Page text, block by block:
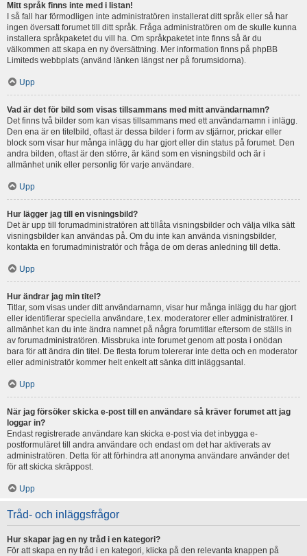
Mitt språk finns inte med i listan!
I så fall har förmodligen inte administratören installerat ditt språk eller så har
ingen översatt forumet till ditt språk. Fråga administratören om de skulle kunna
installera språkpaketet du vill ha. Om språkpaketet inte finns så är du
välkommen att skapa en ny översättning. Mer information finns på phpBB
Limiteds webbplats (använd länken längst ner på forumsidorna).
Upp
Vad är det för bild som visas tillsammans med mitt användarnamn?
Det finns två bilder som kan visas tillsammans med ett användarnamn i inlägg.
Den ena är en titelbild, oftast är dessa bilder i form av stjärnor, prickar eller
block som visar hur många inlägg du har gjort eller din status på forumet. Den
andra bilden, oftast är den större, är känd som en visningsbild och är i
allmänhet unik eller personlig för varje användare.
Upp
Hur lägger jag till en visningsbild?
Det är upp till forumadministratören att tillåta visningsbilder och välja vilka sätt
visningsbilder kan användas på. Om du inte kan använda visningsbilder,
kontakta en forumadministratör och fråga de om deras anledning till detta.
Upp
Hur ändrar jag min titel?
Titlar, som visas under ditt användarnamn, visar hur många inlägg du har gjort
eller identifierar speciella användare, t.ex. moderatorer eller administratörer. I
allmänhet kan du inte ändra namnet på några forumtitlar eftersom de ställs in
av forumadministratören. Missbruka inte forumet genom att posta i onödan
bara för att ändra din titel. De flesta forum tolererar inte detta och en moderator
eller administratör kommer helt enkelt att sänka ditt inläggsantal.
Upp
När jag försöker skicka e-post till en användare så kräver forumet att jag
loggar in?
Endast registrerade användare kan skicka e-post via det inbygga e-
postformuläret till andra användare och endast om det har aktiverats av
administratören. Detta för att förhindra att anonyma användare använder det
för att skicka skräppost.
Upp
Tråd- och inläggsfrågor
Hur skapar jag en ny tråd i en kategori?
För att skapa en ny tråd i en kategori, klicka på den relevanta knappen på